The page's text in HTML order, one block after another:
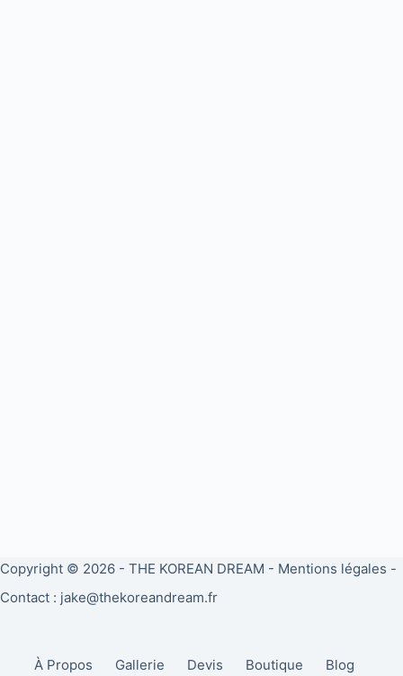
Copyright © 2026 - THE KOREAN DREAM - Mentions légales -
Contact : jake@thekoreandream.fr
À Propos Gallerie Devis Boutique Blog